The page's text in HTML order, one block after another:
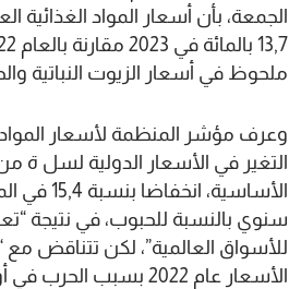
الجمعة، بأن أسعار المواد الغذائية
ملحوظ في أسعار الزيوت النباتية
وعرف مؤشر المنظمة لأسعار المواد
التغير في الأسعار الدولية لسل ة
الأساسية،
سنوي بالنسبة للحبوب، في نتيجة
للأسواق العالمية”، لكن تتناقض مع
الأسعار عام 2022 بسبب الحرب في أوكرانيا”.